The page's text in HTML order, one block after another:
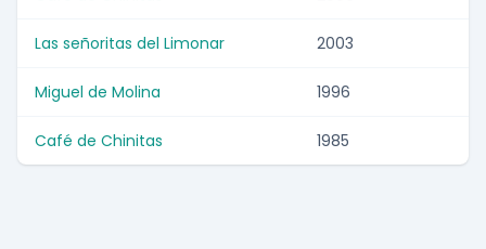
Las señoritas del Limonar 2003
Miguel de Molina 1996
Café de Chinitas 1985